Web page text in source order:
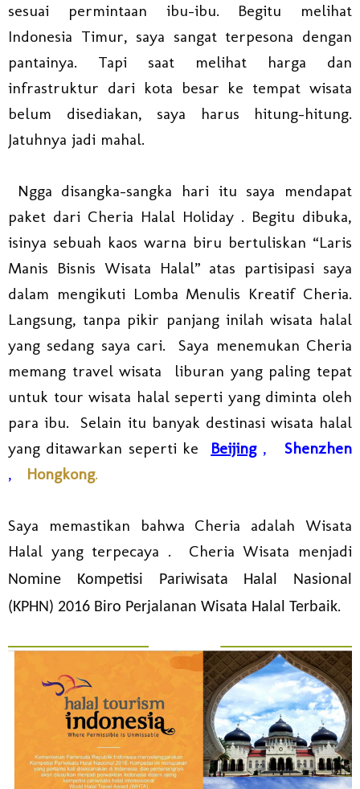
sesuai permintaan ibu-ibu. Begitu melihat
Indonesia Timur, saya sangat terpesona dengan
pantainya. Tapi saat melihat harga dan
infrastruktur dari kota besar ke tempat wisata
belum disediakan, saya harus hitung-hitung.
Jatuhnya jadi mahal.
Ngga disangka-sangka hari itu saya mendapat
paket dari Cheria Halal Holiday . Begitu dibuka,
isinya sebuah kaos warna biru bertuliskan “Laris
Manis Bisnis Wisata Halal” atas partisipasi saya
dalam mengikuti Lomba Menulis Kreatif Cheria.
Langsung, tanpa pikir panjang inilah wisata halal
yang sedang saya cari. Saya menemukan Cheria
memang travel wisata liburan yang paling tepat
untuk tour wisata halal seperti yang diminta oleh
para ibu. Selain itu banyak destinasi wisata halal
yang ditawarkan seperti ke
Beijing,Shenzhen
, Hongkong.
Saya memastikan bahwa Cheria adalah Wisata
Halal yang terpecaya . Cheria Wisata menjadi
Nomine Kompetisi Pariwisata Halal Nasional
(KPHN) 2016 Biro Perjalanan Wisata Halal Terbaik.